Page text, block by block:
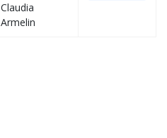
Claudia
Armelin